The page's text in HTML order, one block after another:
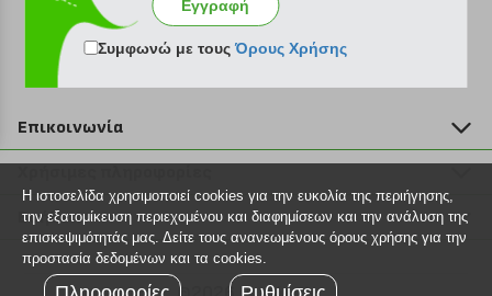
Εγγραφή στο newsletter
Επικοινωνία
211 2000 700
info@plus4u.gr
Η εταιρία
Σημεία παραλαβής
Ευκαιρίες καριέρας
Βοήθεια
Εξέλιξη παραγγελίας
Τρόποι παραγγελίας
Εγγραφή
Συμφωνώ με τουςΌρους Χρήσης
Η ιστοσελίδα χρησιμοποιεί cookies για την ευκολία της περιήγησης,
την εξατομίκευση περιεχομένου και διαφημίσεων και την ανάλυση της
επισκεψιμότητάς μας. Δείτε τους ανανεωμένους όρους χρήσης για την
προστασία δεδομένων και τα cookies.